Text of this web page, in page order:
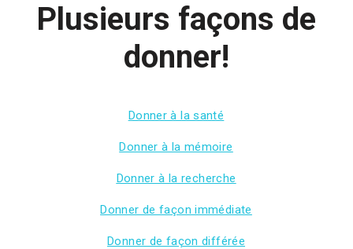
Plusieurs façons de
donner!
Donner à la santé
Donner à la mémoire
Donner à la recherche
Donner de façon immédiate
Donner de façon différée